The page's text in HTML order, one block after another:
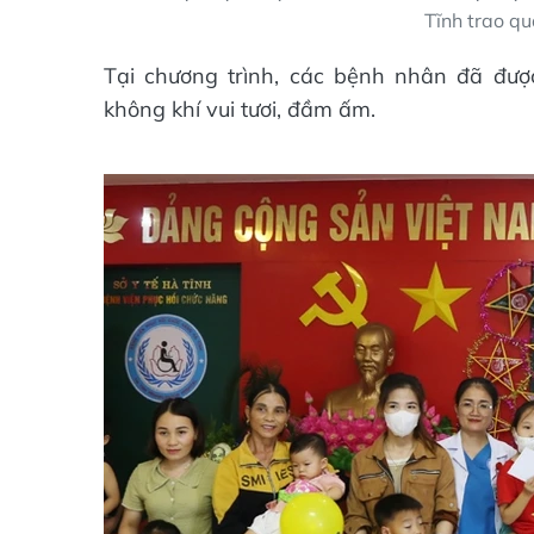
Tĩnh trao
Tại chương trình, các bệnh nhân đã
không khí vui tươi, đầm ấm.